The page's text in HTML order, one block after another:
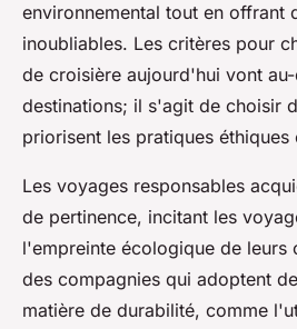
environnemental tout en offrant
inoubliables. Les critères pour
de croisière aujourd'hui vont
destinations; il s'agit de choisir
priorisent les pratiques éthiques
Les voyages responsables
de pertinence, incitant les
l'empreinte écologique de leurs
des compagnies qui adoptent
matière de durabilité, comme